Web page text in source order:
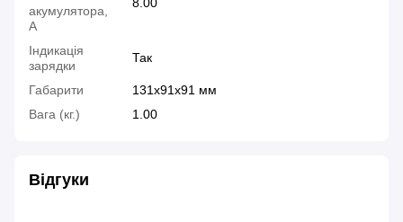
акумулятора,
A
8.00
Індикація
зарядки
Так
Габарити
131х91х91 мм
Вага (кг.)
1.00
Відгуки